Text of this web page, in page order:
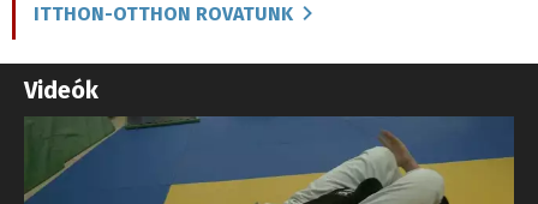
ITTHON-OTTHON ROVATUNK
Videók